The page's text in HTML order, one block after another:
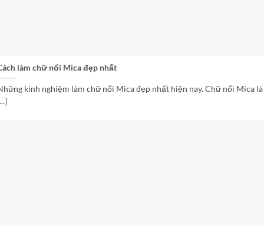
làm chữ nổi Mica đẹp nhất
kinh nghiệm làm chữ nổi Mica đẹp nhất hiện nay. Chữ nổi Mica là